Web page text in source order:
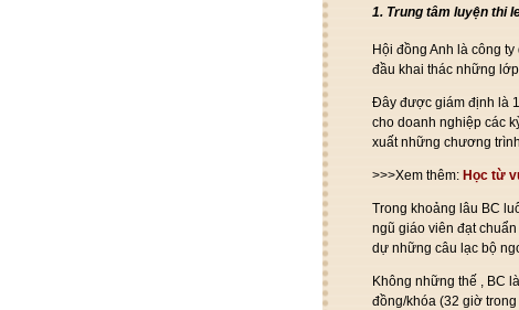
1. Trung tâm luyện thi
Hội đồng Anh là công ty
đầu khai thác những
Đây được giám định là 1
cho doanh nghiệp các
xuấtnhững chương
>>>Xem thêm: Học từ
Trong khoảng lâu BC
ngũ giáo viên đạt
dự những câu lạc bộ
Không những thế , BC
đồng/khóa (32 giờ trong